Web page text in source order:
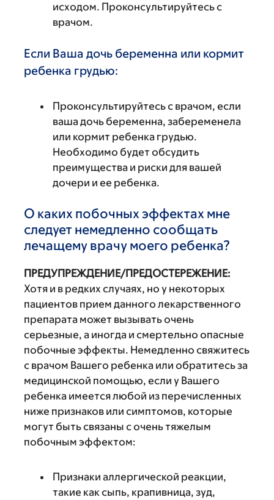
исходом. Проконсультируйтесь с
врачом.
Если Ваша дочь беременна или кормит
ребенка грудью:
Проконсультируйтесь с врачом, если
ваша дочь беременна, забеременела
или кормит ребенка грудью.
Необходимо будет обсудить
преимущества и риски для вашей
дочери и ее ребенка.
О каких побочных эффектах мне
следует немедленно сообщать
лечащему врачу моего ребенка?
ПРЕДУПРЕЖДЕНИЕ/ПРЕДОСТЕРЕЖЕНИЕ:
Хотя и в редких случаях, но у некоторых
пациентов прием данного лекарственного
препарата может вызывать очень
серьезные, а иногда и смертельно опасные
побочные эффекты. Немедленно свяжитесь
с врачом Вашего ребенка или обратитесь за
медицинской помощью, если у Вашего
ребенка имеется любой из перечисленных
ниже признаков или симптомов, которые
могут быть связаны с очень тяжелым
побочным эффектом:
Признаки аллергической реакции,
такие как сыпь, крапивница, зуд,